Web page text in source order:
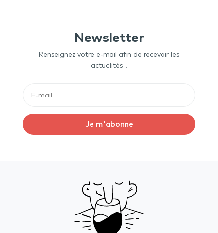
Newsletter
Renseignez votre e-mail afin de recevoir les
actualités !
Je m'abonne